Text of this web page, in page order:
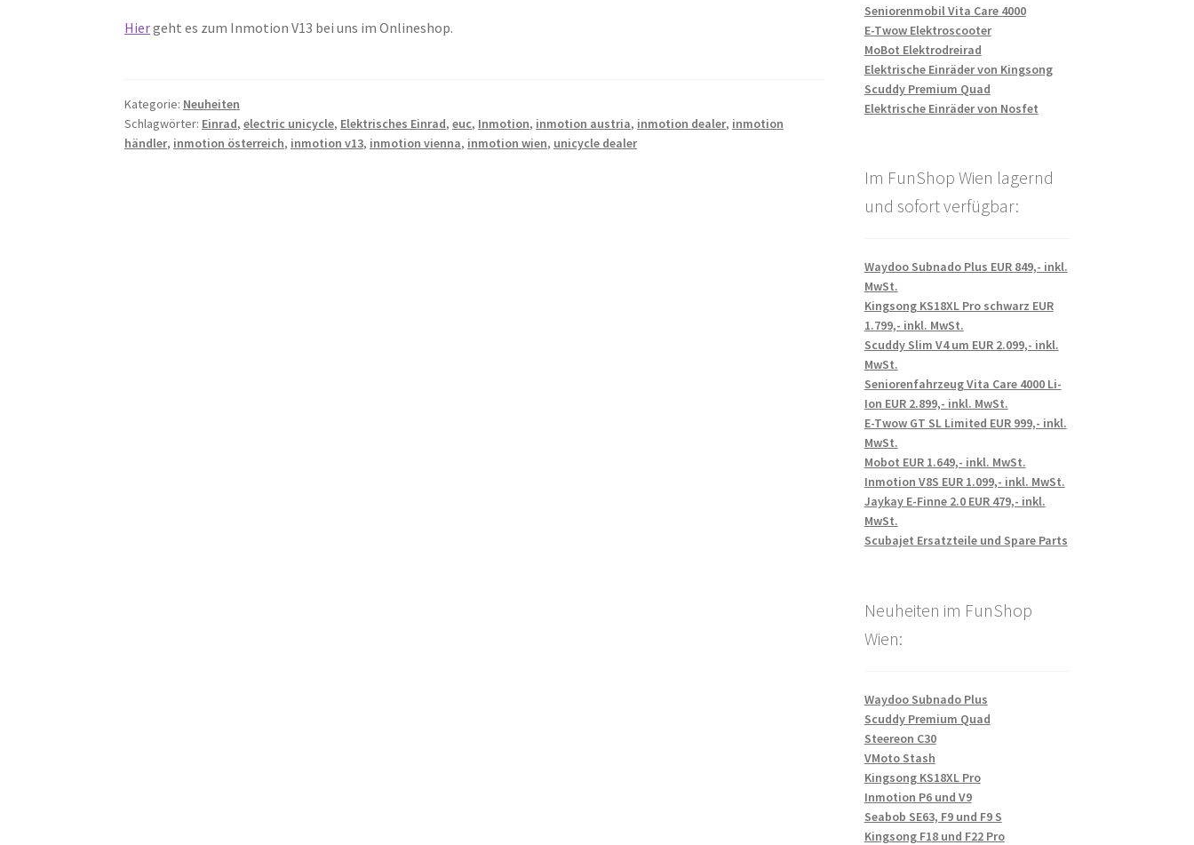
Hiergeht es zum Inmotion V13 bei uns im Onlineshop.
Kategorie: Neuheiten
Schlagwörter: Einrad,electric unicycle, Elektrisches Einrad,euc, Inmotion, inmotion austria, inmotion dealer, inmotion
händler, inmotion österreich, inmotion v13, inmotion vienna, inmotion wien, unicycle dealer
Seniorenmobil Vita Care 4000
E-Twow Elektroscooter
MoBot Elektrodreirad
Elektrische Einräder von Kingsong
Scuddy Premium Quad
Elektrische Einräder von Nosfet
Im FunShop Wien lagernd
und sofort verfügbar:
Waydoo Subnado Plus EUR 849,- inkl.
MwSt.
Kingsong KS18XL Pro schwarz EUR
1.799,- inkl. MwSt.
Scuddy Slim V4 um EUR 2.099,- inkl.
MwSt.
Seniorenfahrzeug Vita Care 4000 Li-
Ion EUR 2.899,- inkl. MwSt.
E-Twow GT SL Limited EUR 999,- inkl.
MwSt.
Mobot EUR 1.649,- inkl. MwSt.
Inmotion V8S EUR 1.099,- inkl. MwSt.
Jaykay E-Finne 2.0 EUR 479,- inkl.
MwSt.
Scubajet Ersatzteile und Spare Parts
Neuheiten im FunShop
Wien:
Waydoo Subnado Plus
Scuddy Premium Quad
Steereon C30
VMoto Stash
Kingsong KS18XL Pro
Inmotion P6 und V9
Seabob SE63, F9 und F9 S
Kingsong F18 und F22 Pro